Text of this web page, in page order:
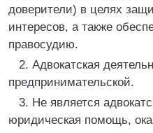
доверители) в целях
интересов, а также
правосудию.
2. Адвокатская
предпринимательской.
3. Не является
юридическая помощь,